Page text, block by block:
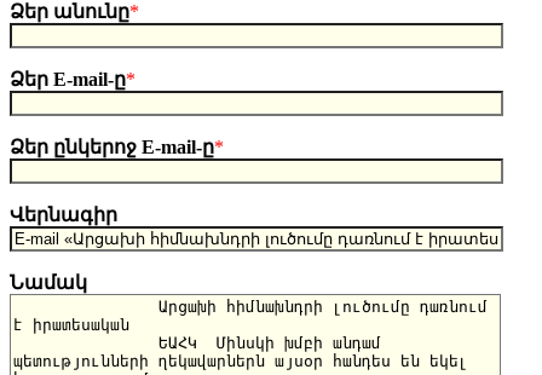
Ձեր անունը*
Ձեր E-mail-ը*
Ձեր ընկերոջ E-mail-ը*
Վերնագիր
Նամակ